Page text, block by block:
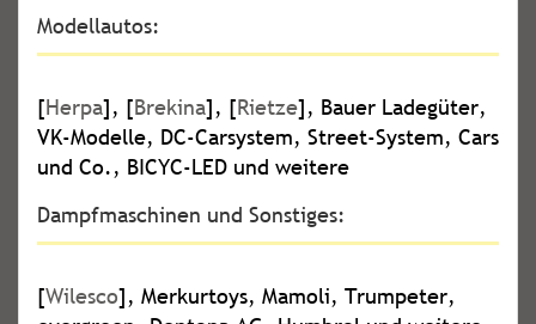
Modellautos:
[Herpa], [Brekina], [Rietze], Bauer Ladegüter,
VK-Modelle, DC-Carsystem, Street-System, Cars
und Co., BICYC-LED und weitere
Dampfmaschinen und Sonstiges:
[Wilesco], Merkurtoys, Mamoli, Trumpeter,